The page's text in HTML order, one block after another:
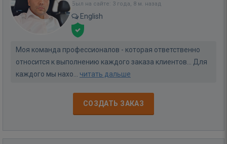
Был на сайте: 3 года, 8 м. назад
English
Моя команда профессионалов - которая ответственно
относится к выполнению каждого заказа клиентов... Для
каждого мы нахо... читать дальше
СОЗДАТЬ ЗАКАЗ